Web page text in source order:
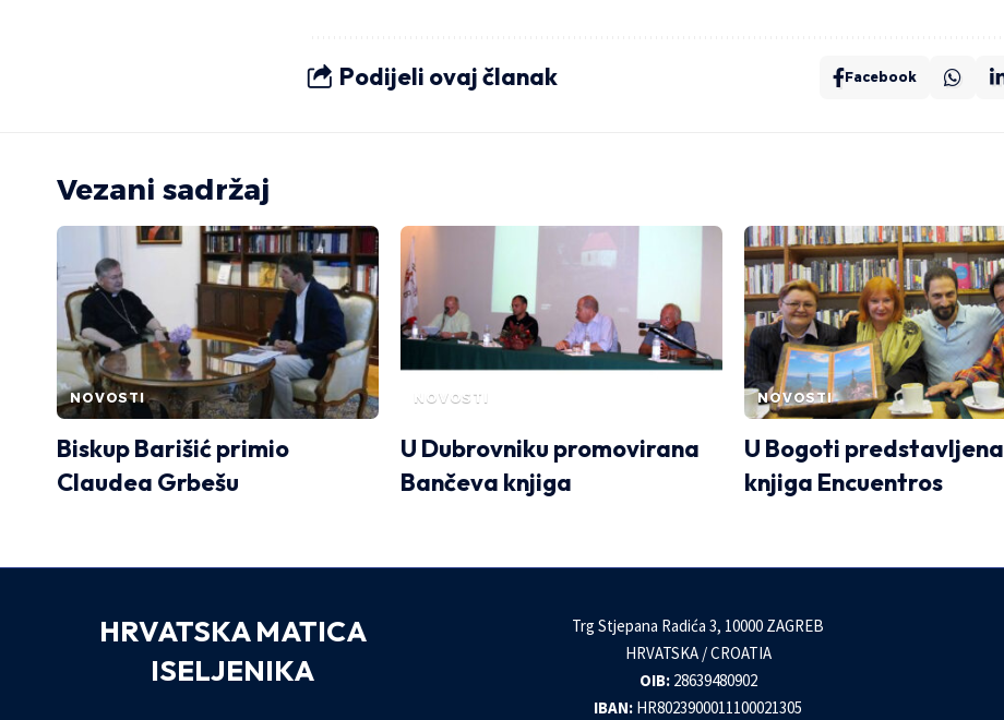
Podijeli ovaj članak Facebook
Vezani sadržaj
NOVOSTI
Biskup Barišić primio
Claudea Grbešu
NOVOSTI
U Dubrovniku promovirana
Bančeva knjiga
NOVOSTI
U Bogoti predstavljena
knjiga Encuentros
HRVATSKA MATICA
ISELJENIKA
Trg Stjepana Radića 3, 10000 ZAGREB
HRVATSKA / CROATIA
OIB:28639480902
IBAN: HR8023900011100021305